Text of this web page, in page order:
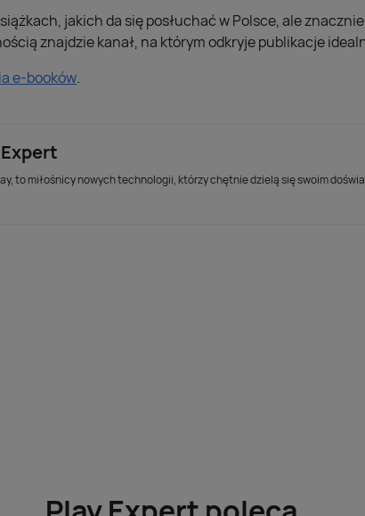
jakich da się posłuchać w Polsce, ale
znajdzie kanał, na którym odkryje publikacje
e-booków.
to miłośnicy nowych technologii, którzy chętnie dzielą się swoim